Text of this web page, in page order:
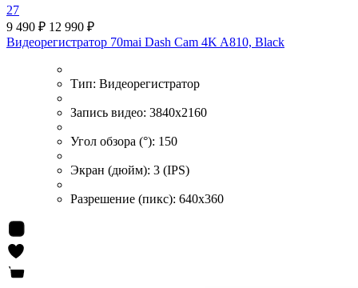
27
9 490 ₽ 12 990 ₽
Видеорегистратор 70mai Dash Cam 4K A810, Black
Тип: Видеорегистратор
Запись видео: 3840x2160
Угол обзора (°): 150
Экран (дюйм): 3 (IPS)
Разрешение (пикс): 640x360